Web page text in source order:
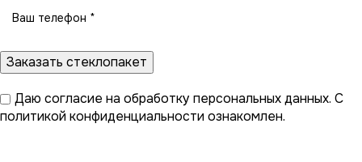
Даю согласие на обработку персональных данных. С
политикой конфиденциальности ознакомлен.